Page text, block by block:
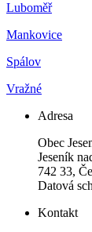
Luboměř
Mankovice
Spálov
Vražné
Adresa
Obec
Jeseník
742 33,
Datová
Kontakt